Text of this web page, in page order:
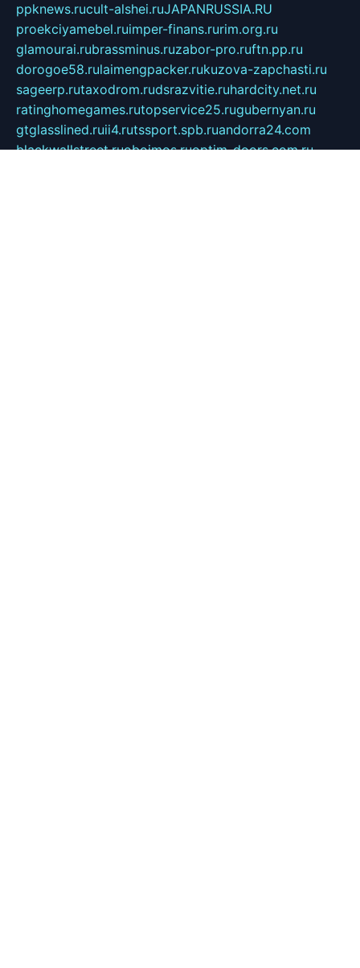
ppknews.rucult-alshei.ruJAPANRUSSIA.RU
proekciyamebel.ruimper-finans.rurim.org.ru
glamourai.rubrassminus.ruzabor-pro.ruftn.pp.ru
dorogoe58.rulaimengpacker.rukuzova-zapchasti.ru
sageerp.rutaxodrom.rudsrazvitie.ruhardcity.net.ru
ratinghomegames.rutopservice25.rugubernyan.ru
gtglasslined.ruii4.rutssport.spb.ruandorra24.com
blackwallstreet.ruoboimos.ruoptim-doors.com.ru